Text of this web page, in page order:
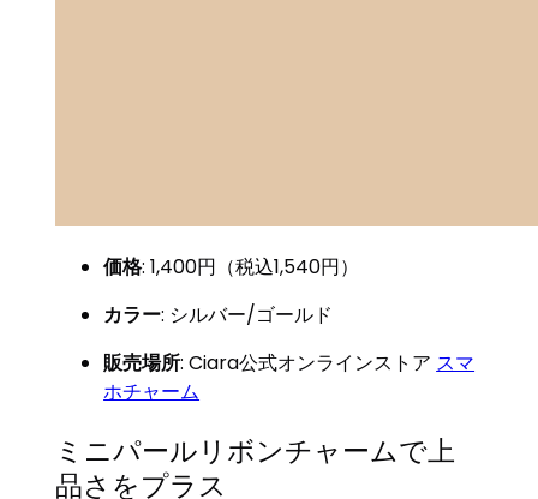
価格: 1,400円（税込1,540円）
カラー: シルバー/ゴールド
販売場所: Ciara公式オンラインストア スマ
ホチャーム
ミニパールリボンチャームで上
品さをプラス